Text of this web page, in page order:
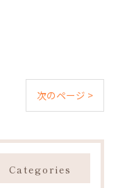
次のページ >
Categories